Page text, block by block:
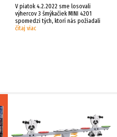
V piatok 4.2.2022 sme losovali
výhercov 3 šmýkačiek MINI 4201
spomedzi tých, ktorí nás požiadali
čítaj viac